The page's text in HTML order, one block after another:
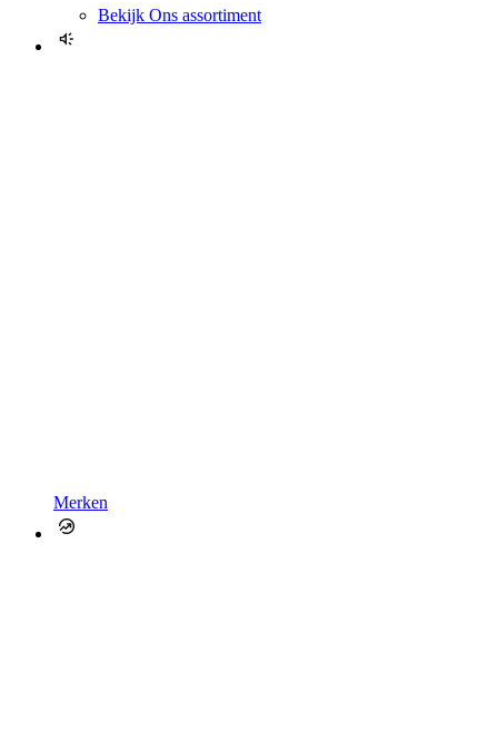
Bekijk Ons assortiment
Merken